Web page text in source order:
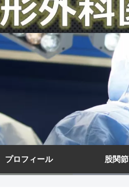
プロフィール 股関節